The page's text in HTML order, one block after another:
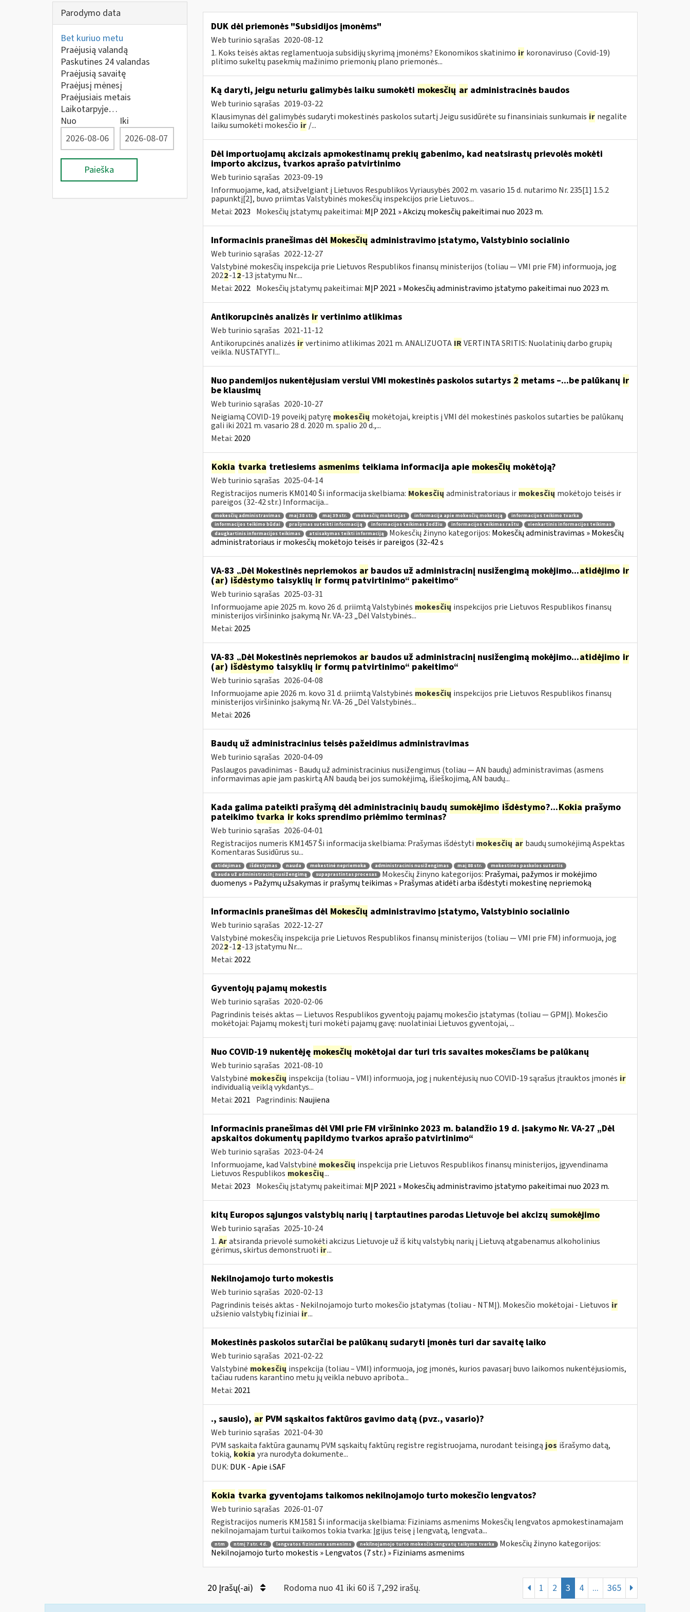
Parodymo data
Bet kuriuo metu
Praėjusią valandą
Paskutines 24 valandas
Praėjusią savaitę
Praėjusį mėnesį
Praėjusiais metais
Laikotarpyje…
Nuo
Iki
Paieška
DUK dėl priemonės "Subsidijos įmonėms"
Web turinio sąrašas 2020-08-12
1. Koks teisės aktas reglamentuoja subsidijų skyrimą įmonėms? Ekonomikos skatinimo ir koronaviruso (Covid-19)
plitimo sukeltų pasekmių mažinimo priemonių plano priemonės...
Ką daryti, jeigu neturiu galimybės laiku sumokėti mokesčių aradministracinės baudos
Web turinio sąrašas 2019-03-22
Klausimynas dėl galimybės sudaryti mokestinės paskolos sutartį Jeigu susidūrėte su finansiniais sunkumais ir negalite
laiku sumokėti mokesčio ir /...
Dėl importuojamų akcizais apmokestinamų prekių gabenimo, kad neatsirastų prievolės mokėti
importo akcizus, tvarkos aprašo patvirtinimo
Web turinio sąrašas 2023-09-19
Informuojame, kad, atsižvelgiant į Lietuvos Respublikos Vyriausybės 2002 m. vasario 15 d. nutarimo Nr. 235[1] 1.5.2
papunktį[2], buvo priimtas Valstybinės mokesčių inspekcijos prie Lietuvos...
Metai: 2023 Mokesčių įstatymų pakeitimai: MĮP 2021 » Akcizų mokesčių pakeitimai nuo 2023 m.
Informacinis pranešimas dėl Mokesčių administravimo įstatymo, Valstybinio socialinio
Web turinio sąrašas 2022-12-27
Valstybinė mokesčių inspekcija prie Lietuvos Respublikos finansų ministerijos (toliau — VMI prie FM) informuoja, jog
2022-12-13 įstatymu Nr....
Metai: 2022 Mokesčių įstatymų pakeitimai: MĮP 2021 » Mokesčių administravimo įstatymo pakeitimai nuo 2023 m.
Antikorupcinės analizės irvertinimo atlikimas
Web turinio sąrašas 2021-11-12
Antikorupcinės analizės ir vertinimo atlikimas 2021 m. ANALIZUOTA IR VERTINTA SRITIS: Nuolatinių darbo grupių
veikla. NUSTATYTI...
Nuo pandemijos nukentėjusiam verslui VMI mokestinės paskolos sutartys 2 metams –...be palūkanų ir
be klausimų
Web turinio sąrašas 2020-10-27
Neigiamą COVID-19 poveikį patyrę mokesčių mokėtojai, kreiptis į VMI dėl mokestinės paskolos sutarties be palūkanų
gali iki 2021 m. vasario 28 d. 2020 m. spalio 20 d.,...
Metai: 2020
Kokia tvarka tretiesiems asmenims teikiama informacija apie mokesčių mokėtoją?
Web turinio sąrašas 2025-04-14
Registracijos numeris KM0140 Ši informacija skelbiama: Mokesčių administratoriaus ir mokesčių mokėtojo teisės ir
pareigos (32-42 str.) Informacija...
mokesčių administravimas maį 38 str. maį 39 str. mokesčių mokėtojas informacija apie mokesčių mokėtoją
informacijos teikimo tvarka
informacijos teikimo būdai
prašymas suteikti informaciją informacijos teikimas žodžiu informacijos teikimas raštu
vienkartinis informacijos teikimas
daugkartinis informacijos teikimas
atsisakymas teikti informaciją Mokesčių žinyno kategorijos: Mokesčių administravimas » Mokesčių
administratoriaus ir mokesčių mokėtojo teisės ir pareigos (32-42 s
VA-83 „Dėl Mokestinės nepriemokos arbaudos už administracinį nusižengimą mokėjimo...atidėjimo ir
(ar) išdėstymo taisyklių irformų patvirtinimo“ pakeitimo“
Web turinio sąrašas 2025-03-31
Informuojame apie 2025 m. kovo 26 d. priimtą Valstybinės mokesčių inspekcijos prie Lietuvos Respublikos finansų
ministerijos viršininko įsakymą Nr. VA-23 „Dėl Valstybinės...
Metai: 2025
VA-83 „Dėl Mokestinės nepriemokos arbaudos už administracinį nusižengimą mokėjimo...atidėjimo ir
(ar) išdėstymo taisyklių irformų patvirtinimo“ pakeitimo“
Web turinio sąrašas 2026-04-08
Informuojame apie 2026 m. kovo 31 d. priimtą Valstybinės mokesčių inspekcijos prie Lietuvos Respublikos finansų
ministerijos viršininko įsakymą Nr. VA-26 „Dėl Valstybinės...
Metai: 2026
Baudų už administracinius teisės pažeidimus administravimas
Web turinio sąrašas 2020-04-09
Paslaugos pavadinimas - Baudų už administracinius nusižengimus (toliau — AN baudų) administravimas (asmens
informavimas apie jam paskirtą AN baudą bei jos sumokėjimą, išieškojimą, AN baudų...
Kada galima pateikti prašymą dėl administracinių baudų sumokėjimo išdėstymo?...Kokia prašymo
pateikimo tvarka irkoks sprendimo priėmimo terminas?
Web turinio sąrašas 2026-04-01
Registracijos numeris KM1457 Ši informacija skelbiama: Prašymas išdėstyti mokesčių ar baudų sumokėjimą Aspektas
Komentaras Susidūrus su...
atidėjimas išdėstymas nauda mokestinė nepriemoka administracinis nusižengimas maį 88 str.
mokestinės paskolos sutartis
bauda už administracinį nusižengimą
supaprastintas procesas Mokesčių žinyno kategorijos: Prašymai, pažymos ir mokėjimo
duomenys » Pažymų užsakymas ir prašymų teikimas » Prašymas atidėti arba išdėstyti mokestinę nepriemoką
Informacinis pranešimas dėl Mokesčių administravimo įstatymo, Valstybinio socialinio
Web turinio sąrašas 2022-12-27
Valstybinė mokesčių inspekcija prie Lietuvos Respublikos finansų ministerijos (toliau — VMI prie FM) informuoja, jog
2022-12-13 įstatymu Nr....
Metai: 2022
Gyventojų pajamų mokestis
Web turinio sąrašas 2020-02-06
Pagrindinis teisės aktas — Lietuvos Respublikos gyventojų pajamų mokesčio įstatymas (toliau — GPMĮ). Mokesčio
mokėtojai: Pajamų mokestį turi mokėti pajamų gavę: nuolatiniai Lietuvos gyventojai, ...
Nuo COVID-19 nukentėję mokesčių mokėtojai dar turi tris savaites mokesčiams be palūkanų
Web turinio sąrašas 2021-08-10
Valstybinė mokesčių inspekcija (toliau – VMI) informuoja, jog į nukentėjusių nuo COVID-19 sąrašus įtrauktos įmonės ir
individualią veiklą vykdantys...
Metai: 2021 Pagrindinis: Naujiena
Informacinis pranešimas dėl VMI prie FM viršininko 2023 m. balandžio 19 d. įsakymo Nr. VA-27 „Dėl
apskaitos dokumentų papildymo tvarkos aprašo patvirtinimo“
Web turinio sąrašas 2023-04-24
Informuojame, kad Valstybinė mokesčių inspekcija prie Lietuvos Respublikos finansų ministerijos, įgyvendinama
Lietuvos Respublikos mokesčių...
Metai: 2023 Mokesčių įstatymų pakeitimai: MĮP 2021 » Mokesčių administravimo įstatymo pakeitimai nuo 2023 m.
kitų Europos sąjungos valstybių narių į tarptautines parodas Lietuvoje bei akcizų sumokėjimo
Web turinio sąrašas 2025-10-24
1. Ar atsiranda prievolė sumokėti akcizus Lietuvoje už iš kitų valstybių narių į Lietuvą atgabenamus alkoholinius
gėrimus, skirtus demonstruoti ir...
Nekilnojamojo turto mokestis
Web turinio sąrašas 2020-02-13
Pagrindinis teisės aktas - Nekilnojamojo turto mokesčio įstatymas (toliau - NTMĮ). Mokesčio mokėtojai - Lietuvos ir
užsienio valstybių fiziniai ir...
Mokestinės paskolos sutarčiai be palūkanų sudaryti įmonės turi dar savaitę laiko
Web turinio sąrašas 2021-02-22
Valstybinė mokesčių inspekcija (toliau – VMI) informuoja, jog įmonės, kurios pavasarį buvo laikomos nukentėjusiomis,
tačiau rudens karantino metu jų veikla nebuvo apribota...
Metai: 2021
., sausio), arPVM sąskaitos faktūros gavimo datą (pvz., vasario)?
Web turinio sąrašas 2021-04-30
PVM sąskaita faktūra gaunamų PVM sąskaitų faktūrų registre registruojama, nurodant teisingą jos išrašymo datą,
tokią, kokia yra nurodyta dokumente...
DUK: DUK - Apie i.SAF
Kokia tvarka gyventojams taikomos nekilnojamojo turto mokesčio lengvatos?
Web turinio sąrašas 2026-01-07
Registracijos numeris KM1581 Ši informacija skelbiama: Fiziniams asmenims Mokesčių lengvatos apmokestinamajam
nekilnojamajam turtui taikomos tokia tvarka: Įgijus teisę į lengvatą, lengvata...
ntm ntmį 7 str. 4 d. lengvatos fiziniams asmenims nekilnojamojo turto mokesčio lengvatų taikymo tvarka
Mokesčių žinyno kategorijos:
Nekilnojamojo turto mokestis » Lengvatos (7 str.) » Fiziniams asmenims
20 Įrašų(-ai) Rodoma nuo 41 iki 60 iš 7,292 irašų. 1 2 3 4 ... 365